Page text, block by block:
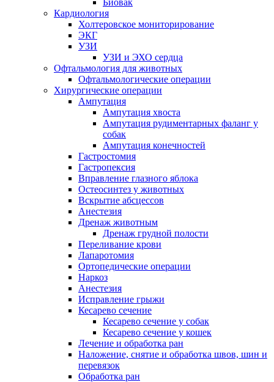
Биовак
Кардиология
Холтеровское мониторирование
ЭКГ
УЗИ
УЗИ и ЭХО сердца
Офтальмология для животных
Офтальмологические операции
Хирургические операции
Ампутация
Ампутация хвоста
Ампутация рудиментарных фаланг у
собак
Ампутация конечностей
Гастростомия
Гастропексия
Вправление глазного яблока
Остеосинтез у животных
Вскрытие абсцессов
Анестезия
Дренаж животным
Дренаж грудной полости
Переливание крови
Лапаротомия
Ортопедические операции
Наркоз
Анестезия
Исправление грыжи
Кесарево сечение
Кесарево сечение у собак
Кесарево сечение у кошек
Лечение и обработка ран
Наложение, снятие и обработка швов, шин и
перевязок
Обработка ран